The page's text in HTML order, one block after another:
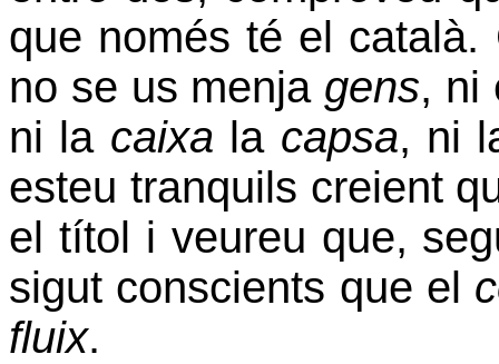
que només té el
no se us menja gens, ni
ni la caixa la capsa, ni
esteu tranquils creient
el títol i veureu que,
sigut conscients que el
fluix.